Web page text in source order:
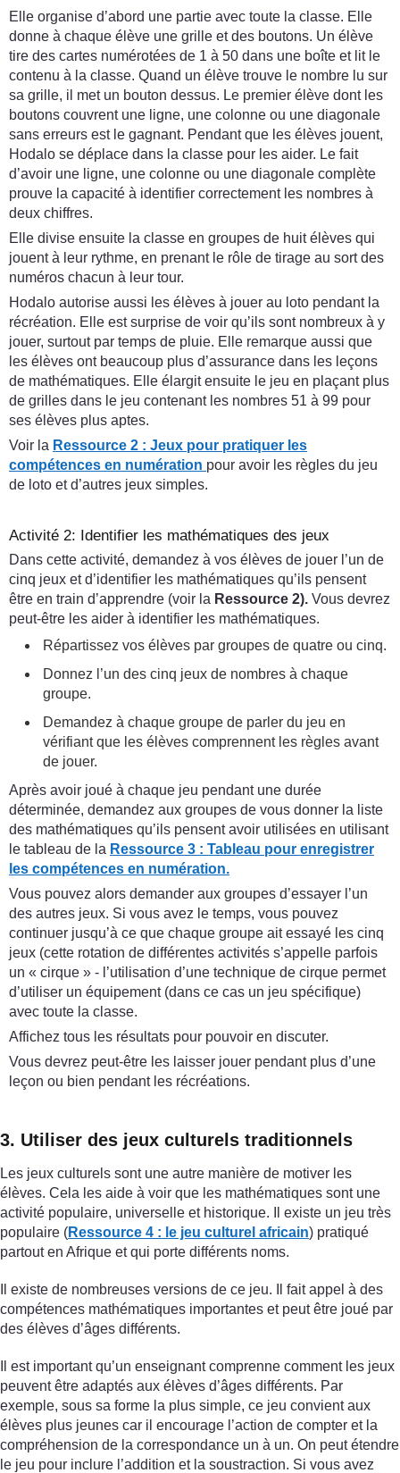
Elle organise d’abord une partie avec toute la classe. Elle
donne à chaque élève une grille et des boutons. Un élève
tire des cartes numérotées de 1 à 50 dans une boîte et lit le
contenu à la classe. Quand un élève trouve le nombre lu sur
sa grille, il met un bouton dessus. Le premier élève dont les
boutons couvrent une ligne, une colonne ou une diagonale
sans erreurs est le gagnant. Pendant que les élèves jouent,
Hodalo se déplace dans la classe pour les aider. Le fait
d’avoir une ligne, une colonne ou une diagonale complète
prouve la capacité à identifier correctement les nombres à
deux chiffres.
Elle divise ensuite la classe en groupes de huit élèves qui
jouent à leur rythme, en prenant le rôle de tirage au sort des
numéros chacun à leur tour.
Hodalo autorise aussi les élèves à jouer au loto pendant la
récréation. Elle est surprise de voir qu’ils sont nombreux à y
jouer, surtout par temps de pluie. Elle remarque aussi que
les élèves ont beaucoup plus d’assurance dans les leçons
de mathématiques. Elle élargit ensuite le jeu en plaçant plus
de grilles dans le jeu contenant les nombres 51 à 99 pour
ses élèves plus aptes.
Voir la Ressource 2 : Jeux pour pratiquer les
compétences en numération pour avoir les règles du jeu
de loto et d’autres jeux simples.
Activité 2: Identifier les mathématiques des jeux
Dans cette activité, demandez à vos élèves de jouer l’un de
cinq jeux et d’identifier les mathématiques qu’ils pensent
être en train d’apprendre (voir la Ressource 2). Vous devrez
peut-être les aider à identifier les mathématiques.
Répartissez vos élèves par groupes de quatre ou cinq.
Donnez l’un des cinq jeux de nombres à chaque
groupe.
Demandez à chaque groupe de parler du jeu en
vérifiant que les élèves comprennent les règles avant
de jouer.
Après avoir joué à chaque jeu pendant une durée
déterminée, demandez aux groupes de vous donner la liste
des mathématiques qu’ils pensent avoir utilisées en utilisant
le tableau de la Ressource 3 : Tableau pour enregistrer
les compétences en numération.
Vous pouvez alors demander aux groupes d’essayer l’un
des autres jeux. Si vous avez le temps, vous pouvez
continuer jusqu’à ce que chaque groupe ait essayé les cinq
jeux (cette rotation de différentes activités s’appelle parfois
un « cirque » - l’utilisation d’une technique de cirque permet
d’utiliser un équipement (dans ce cas un jeu spécifique)
avec toute la classe.
Affichez tous les résultats pour pouvoir en discuter.
Vous devrez peut-être les laisser jouer pendant plus d’une
leçon ou bien pendant les récréations.
3. Utiliser des jeux culturels traditionnels
Les jeux culturels sont une autre manière de motiver les
élèves. Cela les aide à voir que les mathématiques sont une
activité populaire, universelle et historique. Il existe un jeu très
populaire (Ressource 4 : le jeu culturel africain) pratiqué
partout en Afrique et qui porte différents noms.
Il existe de nombreuses versions de ce jeu. Il fait appel à des
compétences mathématiques importantes et peut être joué par
des élèves d’âges différents.
Il est important qu’un enseignant comprenne comment les jeux
peuvent être adaptés aux élèves d’âges différents. Par
exemple, sous sa forme la plus simple, ce jeu convient aux
élèves plus jeunes car il encourage l’action de compter et la
compréhension de la correspondance un à un. On peut étendre
le jeu pour inclure l’addition et la soustraction. Si vous avez